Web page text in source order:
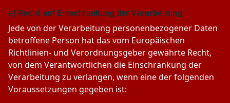
e) Recht auf Einschränkung der Verarbeitung
Jede von der Verarbeitung personenbezogener Daten
betroffene Person hat das vom Europäischen
Richtlinien- und Verordnungsgeber gewährte Recht,
von dem Verantwortlichen die Einschränkung der
Verarbeitung zu verlangen, wenn eine der folgenden
Voraussetzungen gegeben ist: